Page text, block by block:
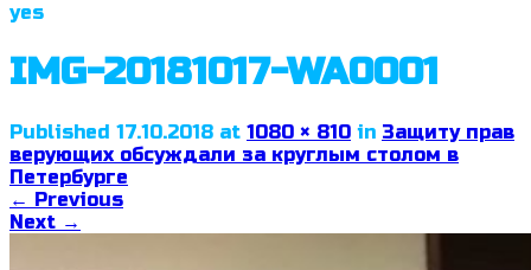
yes
IMG-20181017-WA0001
Published 17.10.2018 at 1080 × 810 in Защиту прав
верующих обсуждали за круглым столом в
Петербурге
← Previous
Next →